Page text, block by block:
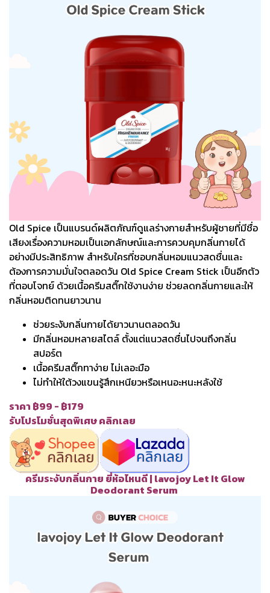
Old Spice เป็นแบรนด์ผลิตภัณฑ์ดูแลร่างกายสำหรับผู้ชายที่มีชื่อ
เสียงเรื่องความหอมเป็นเอกลักษณ์และการควบคุมกลิ่นกายได้
อย่างมีประสิทธิภาพ สำหรับใครที่ชอบกลิ่นหอมแนวสดชื่นและ
ต้องการความมั่นใจตลอดวัน Old Spice Cream Stick เป็นอีกตัว
ที่ตอบโจทย์ ด้วยเนื้อครีมสติ๊กใช้งานง่าย ช่วยลดกลิ่นกายและให้
กลิ่นหอมติดทนยาวนาน
ช่วยระงับกลิ่นกายได้ยาวนานตลอดวัน
มีกลิ่นหอมหลายสไตล์ ตั้งแต่แนวสดชื่นไปจนถึงกลิ่น
สปอร์ต
เนื้อครีมสติ๊กทาง่าย ไม่เลอะมือ
ไม่ทำให้ใต้วงแขนรู้สึกเหนียวหรือเหนอะหนะหลังใช้
ราคา ฿99 - ฿179
รับโปรโมชั่นสุดพิเศษ คลิกเลย
ครีมระงับกลิ่นกาย ยี่ห้อไหนดี | lavojoy Let It Glow
Deodorant Serum